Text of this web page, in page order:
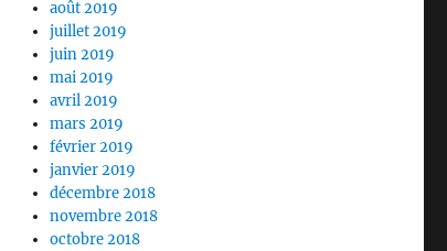
août 2019
juillet 2019
juin 2019
mai 2019
avril 2019
mars 2019
février 2019
janvier 2019
décembre 2018
novembre 2018
octobre 2018